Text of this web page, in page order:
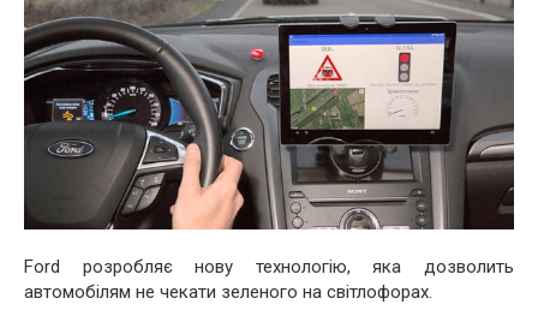
Ford розробляє нову технологію, яка дозволить
автомобілям не чекати зеленого на світлофорах.